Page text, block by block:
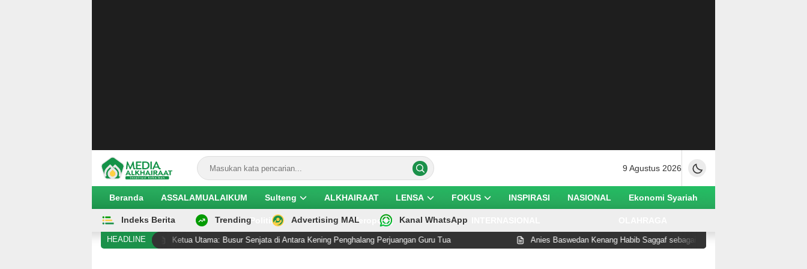
9 Agustus 2026
Beranda ASSALAMUALAIKUM Sulteng ALKHAIRAAT LENSA FOKUS INSPIRASI NASIONAL Ekonomi Syariah
EKOBIS Politik Teropong
Indeks Berita Trending Advertising MAL Kanal WhatsApp
HEADLINEKetua Utama: Busur Senjata di Antara Kening Penghalang Perjuangan Guru Tua Anies Baswedan Kenang Habib Saggaf sebagai Ulama yang Rendah Hati dan Perekat Umat